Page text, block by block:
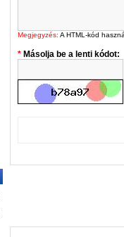
Megjegyzés: A HTML-kód
Másolja be a lenti kódot: